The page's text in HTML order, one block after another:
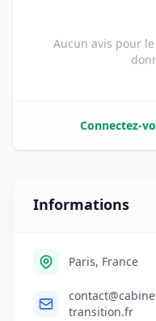
Aucun avis pour
Connectez-
Informations
Paris, France
transition.fr